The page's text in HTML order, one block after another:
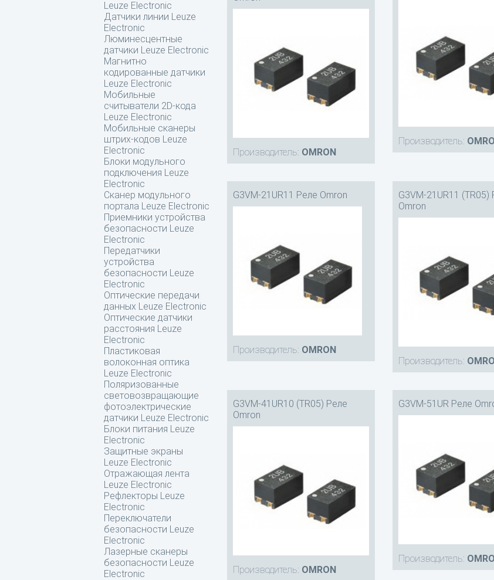
Leuze Electronic
Датчики линии Leuze
Electronic
Люминесцентные
датчики Leuze Electronic
Магнитно
кодированные датчики
Leuze Electronic
Мобильные
считыватели 2D-кода
Leuze Electronic
Мобильные сканеры
штрих-кодов Leuze
Electronic
Блоки модульного
подключения Leuze
Electronic
Сканер модульного
портала Leuze Electronic
Приемники устройства
безопасности Leuze
Electronic
Передатчики
устройства
безопасности Leuze
Electronic
Оптические передачи
данных Leuze Electronic
Оптические датчики
расстояния Leuze
Electronic
Пластиковая
волоконная оптика
Leuze Electronic
Поляризованные
световозвращающие
фотоэлектрические
датчики Leuze Electronic
Блоки питания Leuze
Electronic
Защитные экраны
Leuze Electronic
Отражающая лента
Leuze Electronic
Рефлекторы Leuze
Electronic
Переключатели
безопасности Leuze
Electronic
Лазерные сканеры
безопасности Leuze
Electronic
Производитель: OMRON
Производитель:
G3VM-21UR11 Реле Omron
Производитель: OMRON
G3VM-21UR11 (TR05)
Omron
Производитель:
G3VM-41UR10 (TR05) Реле
Omron
Производитель: OMRON
G3VM-51UR Реле
Производитель: